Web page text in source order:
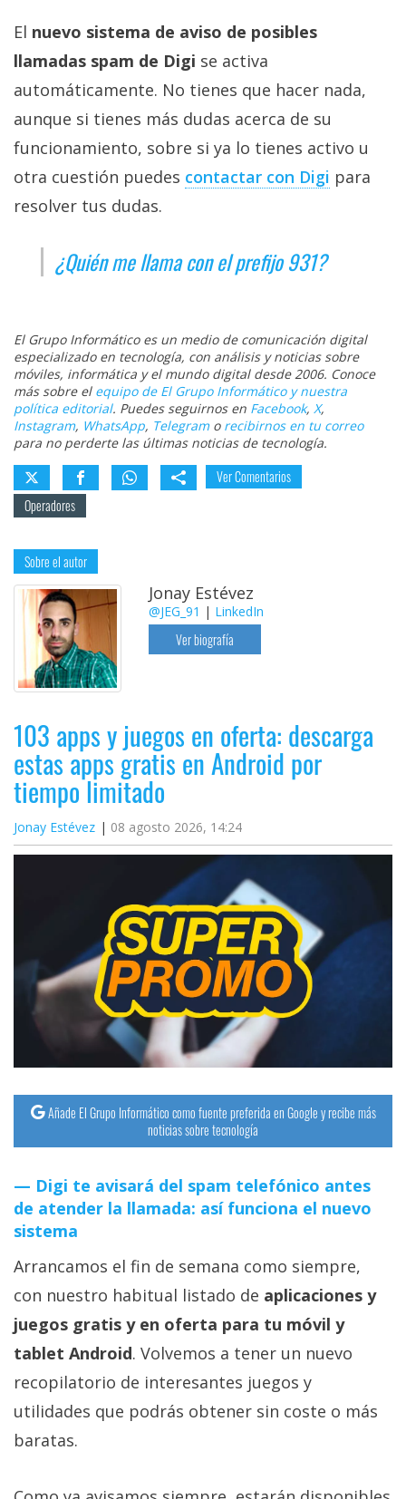
El nuevo sistema de aviso de posibles
llamadas spam de Digi se activa
automáticamente. No tienes que hacer nada,
aunque si tienes más dudas acerca de su
funcionamiento, sobre si ya lo tienes activo u
otra cuestión puedes contactar con Digi‎ para
resolver tus dudas.
¿Quién me llama con el prefijo 931?
El Grupo Informático es un medio de comunicación digital
especializado en tecnología, con análisis y noticias sobre
móviles, informática y el mundo digital desde 2006. Conoce
más sobre el equipo de El Grupo Informático y nuestra
política editorial. Puedes seguirnos en Facebook, X,
Instagram, WhatsApp, Telegramo recibirnos en tu correo
para no perderte las últimas noticias de tecnología.
Ver Comentarios
Operadores
Sobre el autor
Jonay Estévez
@JEG_91 | LinkedIn
Ver biografía
103 apps y juegos en oferta: descarga
estas apps gratis en Android por
tiempo limitado
Jonay Estévez 08 agosto 2026, 14:24
Añade El Grupo Informático como fuente preferida en Google y recibe más
noticias sobre tecnología
Digi te avisará del spam telefónico antes
de atender la llamada: así funciona el nuevo
sistema
Arrancamos el fin de semana como siempre,
con nuestro habitual listado de aplicaciones y
juegos gratis y en oferta para tu móvil y
tablet Android. Volvemos a tener un nuevo
recopilatorio de interesantes juegos y
utilidades que podrás obtener sin coste o más
baratas.